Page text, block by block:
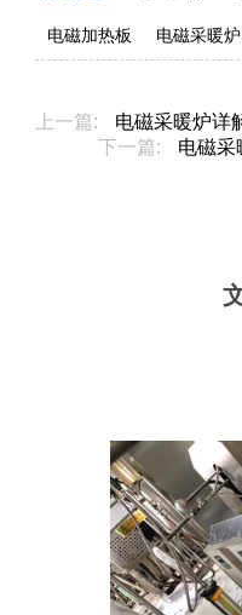
电磁加热板 电磁采暖炉
上一篇:
电磁采暖炉详
下一篇:
电磁采